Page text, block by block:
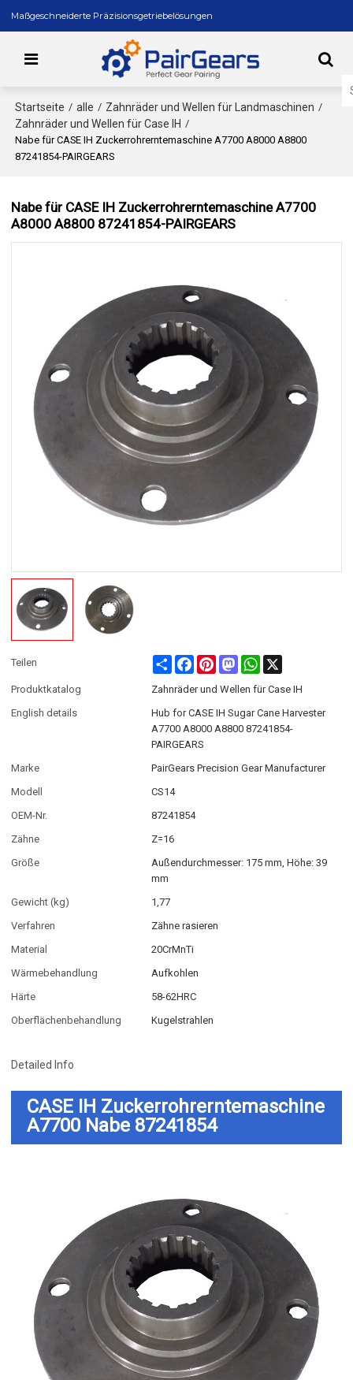
Maßgeschneiderte Präzisionsgetriebelösungen
Startseite / alle / Zahnräder und Wellen für Landmaschinen /
Zahnräder und Wellen für Case IH /
Nabe für CASE IH Zuckerrohrerntemaschine A7700 A8000 A8800
87241854-PAIRGEARS
Nabe für CASE IH Zuckerrohrerntemaschine A7700
A8000 A8800 87241854-PAIRGEARS
Teilen Share FacebookPinterestMastodonWhatsApp
Produktkatalog
Zahnräder und Wellen für Case IH
English details
Hub for CASE IH Sugar Cane Harvester
A7700 A8000 A8800 87241854-
PAIRGEARS
Marke
PairGears Precision Gear Manufacturer
Modell
CS14
OEM-Nr.
87241854
Zähne
Z=16
Größe
Außendurchmesser: 175 mm, Höhe: 39
mm
Gewicht (kg)
1,77
Verfahren
Zähne rasieren
Material
20CrMnTi
Wärmebehandlung
Aufkohlen
Härte
58-62HRC
Oberflächenbehandlung
Kugelstrahlen
Detailed Info
CASE IH Zuckerrohrerntemaschine
A7700 Nabe 87241854